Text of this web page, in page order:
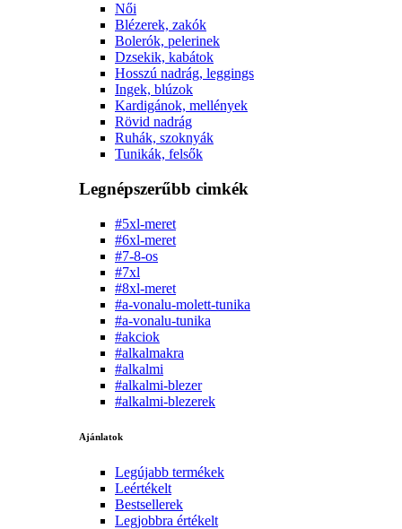
Női
Blézerek, zakók
Bolerók, pelerinek
Dzsekik, kabátok
Hosszú nadrág, leggings
Ingek, blúzok
Kardigánok, mellények
Rövid nadrág
Ruhák, szoknyák
Tunikák, felsők
Legnépszerűbb cimkék
#5xl-meret
#6xl-meret
#7-8-os
#7xl
#8xl-meret
#a-vonalu-molett-tunika
#a-vonalu-tunika
#akciok
#alkalmakra
#alkalmi
#alkalmi-blezer
#alkalmi-blezerek
Ajánlatok
Legújabb termékek
Leértékelt
Bestsellerek
Legjobbra értékelt